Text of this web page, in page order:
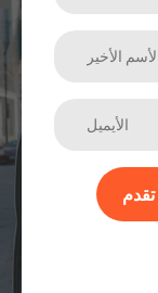
إلى صندوق الوارد
تقدم